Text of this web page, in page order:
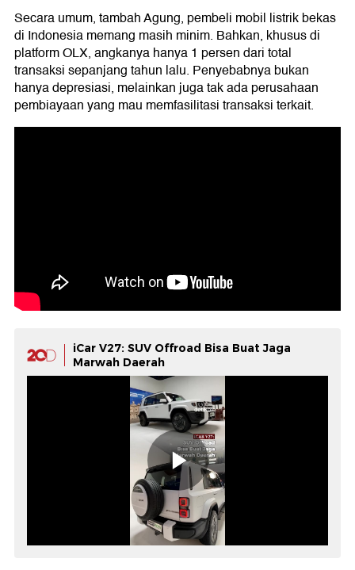
Secara umum, tambah Agung, pembeli mobil listrik bekas
di Indonesia memang masih minim. Bahkan, khusus di
platform OLX, angkanya hanya 1 persen dari total
transaksi sepanjang tahun lalu. Penyebabnya bukan
hanya depresiasi, melainkan juga tak ada perusahaan
pembiayaan yang mau memfasilitasi transaksi terkait.
iCar V27: SUV Offroad Bisa Buat Jaga
Marwah Daerah